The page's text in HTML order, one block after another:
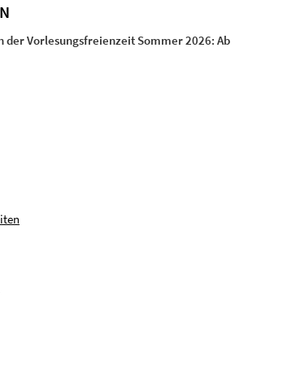
der Vorlesungsfreienzeit Sommer 2026:Ab